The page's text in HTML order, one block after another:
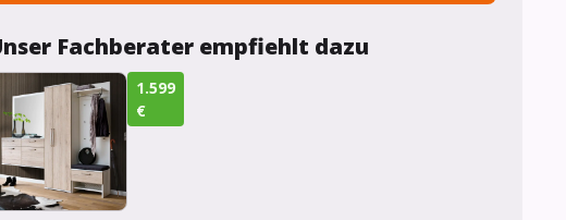
Fachberater empfiehlt dazu
1.599
€